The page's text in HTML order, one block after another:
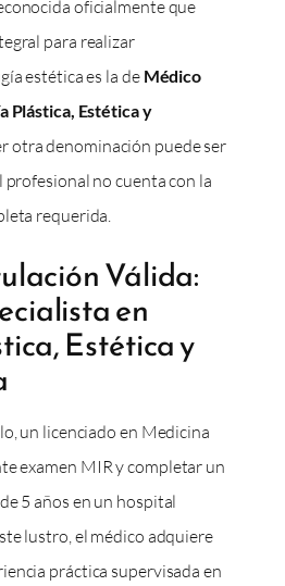
oficialmente que
para realizar
estética es la de Médico
Plástica, Estética y
otra denominación puede ser
no cuenta con la
requerida.
Válida:
en
Estética y
un licenciado en Medicina
examen MIR y completar un
5 años en un hospital
lustro, el médico adquiere
práctica supervisada en